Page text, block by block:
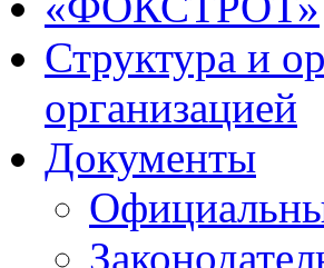
Структура и
организацией
Документы